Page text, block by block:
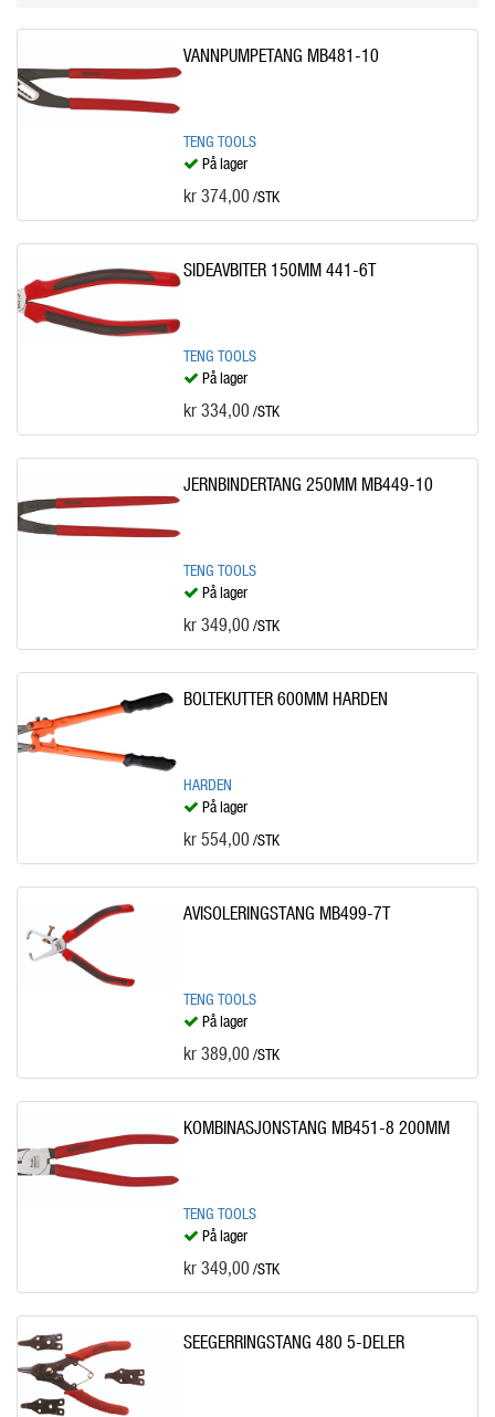
VANNPUMPETANG MB481-10
TENG TOOLS
På lager
kr 374,00 /STK
SIDEAVBITER 150MM 441-6T
TENG TOOLS
På lager
kr 334,00 /STK
JERNBINDERTANG 250MM MB449-10
TENG TOOLS
På lager
kr 349,00 /STK
BOLTEKUTTER 600MM HARDEN
HARDEN
På lager
kr 554,00 /STK
AVISOLERINGSTANG MB499-7T
TENG TOOLS
På lager
kr 389,00 /STK
KOMBINASJONSTANG MB451-8 200MM
TENG TOOLS
På lager
kr 349,00 /STK
SEEGERRINGSTANG 480 5-DELER